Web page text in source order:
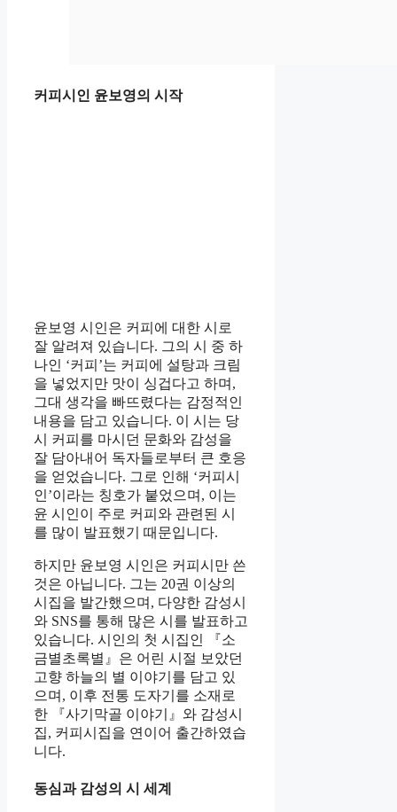
커피시인 윤보영의 시작
윤보영 시인은 커피에 대한 시로
잘 알려져 있습니다. 그의 시 중 하
나인 ‘커피’는 커피에 설탕과 크림
을 넣었지만 맛이 싱겁다고 하며,
그대 생각을 빠뜨렸다는 감정적인
내용을 담고 있습니다. 이 시는 당
시 커피를 마시던 문화와 감성을
잘 담아내어 독자들로부터 큰 호응
을 얻었습니다. 그로 인해 ‘커피시
인’이라는 칭호가 붙었으며, 이는
윤 시인이 주로 커피와 관련된 시
를 많이 발표했기 때문입니다.
하지만 윤보영 시인은 커피시만 쓴
것은 아닙니다. 그는 20권 이상의
시집을 발간했으며, 다양한 감성시
와 SNS를 통해 많은 시를 발표하고
있습니다. 시인의 첫 시집인 『소
금별초록별』은 어린 시절 보았던
고향 하늘의 별 이야기를 담고 있
으며, 이후 전통 도자기를 소재로
한 『사기막골 이야기』와 감성시
집, 커피시집을 연이어 출간하였습
니다.
동심과 감성의 시 세계